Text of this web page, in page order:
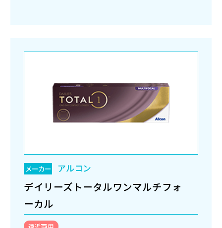
メーカー アルコン
デイリーズトータルワンマルチフォ
ーカル